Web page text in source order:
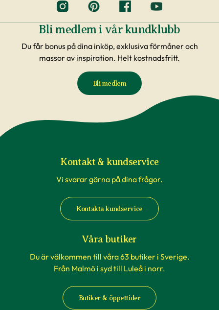
Bli medlem i vår kundklubb
Du får bonus på dina inköp, exklusiva förmåner och
massor av inspiration. Helt kostnadsfritt.
Bli medlem
Kontakt & kundservice
Vi svarar gärna på dina frågor.
Kontakta kundservice
Våra butiker
Du är välkommen till våra 63 butiker i Sverige.
Från Malmö i syd till Luleå i norr.
Butiker & öppettider